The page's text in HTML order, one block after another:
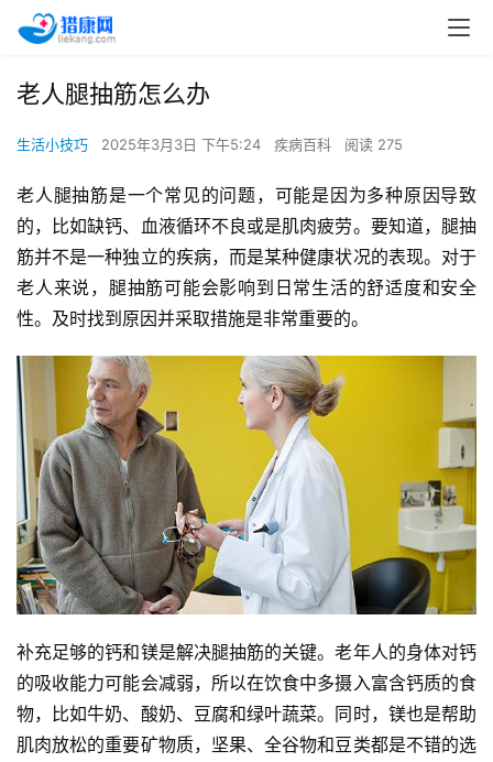
老人腿抽筋怎么办
生活小技巧 2025年3月3日 下午5:24 疾病百科 阅读 275
老人腿抽筋是一个常见的问题，可能是因为多种原因导致
的，比如缺钙、血液循环不良或是肌肉疲劳。要知道，腿抽
筋并不是一种独立的疾病，而是某种健康状况的表现。对于
老人来说，腿抽筋可能会影响到日常生活的舒适度和安全
性。及时找到原因并采取措施是非常重要的。
补充足够的钙和镁是解决腿抽筋的关键。老年人的身体对钙
的吸收能力可能会减弱，所以在饮食中多摄入富含钙质的食
物，比如牛奶、酸奶、豆腐和绿叶蔬菜。同时，镁也是帮助
肌肉放松的重要矿物质，坚果、全谷物和豆类都是不错的选